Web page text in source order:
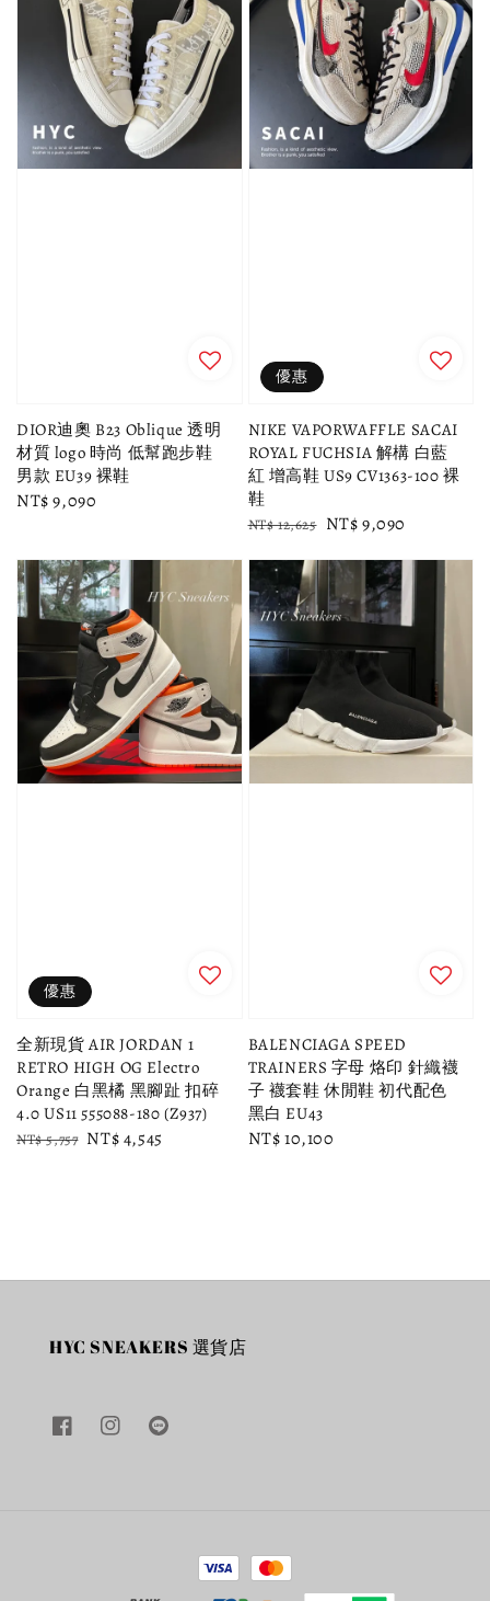
DIOR迪奧 B23 Oblique 透明
材質 logo 時尚 低幫跑步鞋
男款 EU39 裸鞋
Regular
NT$ 9,090
優惠
NIKE VAPORWAFFLE SACAI
ROYAL FUCHSIA 解構 白藍
紅 增高鞋 US9 CV1363-100 裸
鞋
Regular
NT$ 12,625 Sale
NT$ 9,090
優惠
全新現貨 AIR JORDAN 1
RETRO HIGH OG Electro
Orange 白黑橘 黑腳趾 扣碎
4.0 US11 555088-180 (Z937)
Regular
NT$ 5,757 Sale
NT$ 4,545
BALENCIAGA SPEED
TRAINERS 字母 烙印 針織襪
子 襪套鞋 休閒鞋 初代配色
黑白 EU43
Regular
NT$ 10,100
HYC SNEAKERS 選貨店